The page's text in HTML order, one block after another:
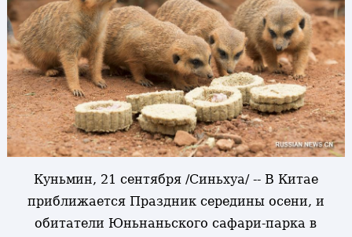
Куньмин, 21 сентября /Синьхуа/ -- В Китае
приближается Праздник середины осени, и
обитатели Юньнаньского сафари-парка в